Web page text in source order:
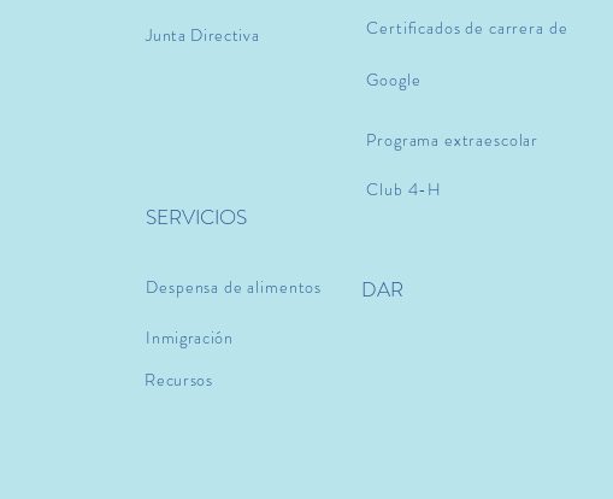
Junta Directiva Certificados de carrera de
Google
SERVICIOS
Club 4-H
Programa extraescolar
Despensa de alimentos
Inmigración
Recursos
DAR